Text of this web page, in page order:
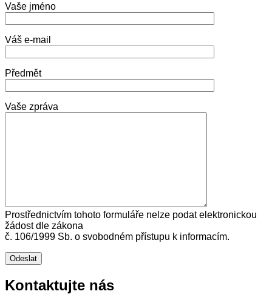
Vaše jméno
Váš e-mail
Předmět
Vaše zpráva
Prostřednictvím tohoto formuláře nelze podat elektronickou
žádost dle zákona
č. 106/1999 Sb. o svobodném přístupu k informacím.
Kontaktujte nás